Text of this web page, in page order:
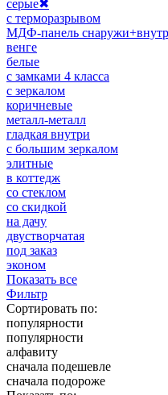
серые✖
с терморазрывом
МДФ-панель
венге
белые
с замками 4 класса
с зеркалом
коричневые
металл-металл
гладкая внутри
с большим зеркалом
элитные
в коттедж
со стеклом
со скидкой
на дачу
двустворчатая
под заказ
эконом
Показать все
Фильтр
Сортировать по:
популярности
популярности
алфавиту
сначала подешевле
сначала подороже